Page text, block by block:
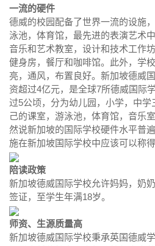
一流的硬件
德威的校园配备了世界一流的设施
泳池，体育馆，最先进的表演艺术
音乐和艺术教室，设计和技术工作
健身房，餐厅和咖啡馆。此外，学
亮，通风，布置良好。新加坡德威
资超过4亿元，是全球7所德威国际
过5公顷，分为幼儿园，小学，中学
己的课室，游泳池，体育馆，⾳乐
然说新加坡的国际学校硬件水平普
施在新加坡国际学校中应该可以称得
陪读政策
新加坡德威国际学校允许妈妈，奶
签证，至学生年满18岁。
师资、生源质量高
新加坡德威国际学校秉承英国德威